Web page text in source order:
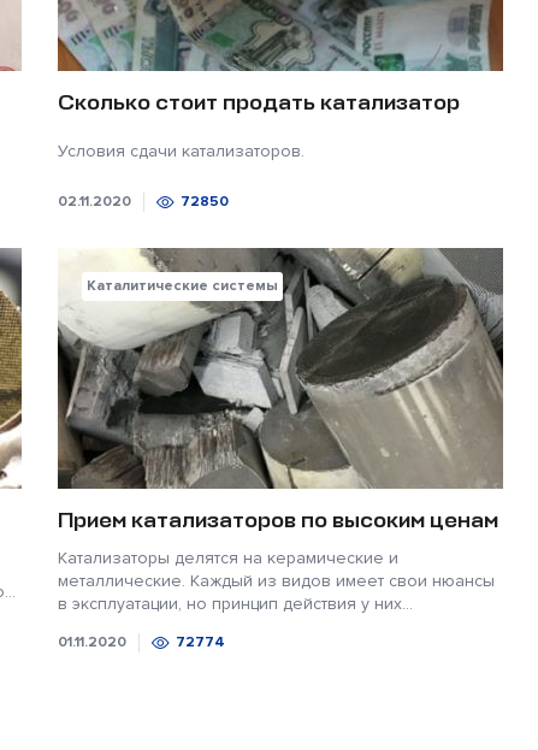
Сколько стоит продать катализатор
Условия сдачи катализаторов.
02.11.2020 72850
Каталитические системы
Прием катализаторов по высоким ценам
Катализаторы делятся на керамические и
металлические. Каждый из видов имеет свои нюансы
в эксплуатации, но принцип действия у них...
01.11.2020 72774